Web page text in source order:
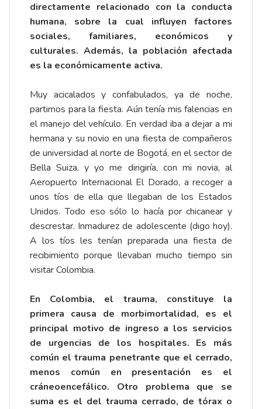
directamente relacionado con la conducta
humana, sobre la cual influyen factores
sociales, familiares, económicos y
culturales. Además, la población afectada
es la económicamente activa.
Muy acicalados y confabulados, ya de noche,
partimos para la fiesta. Aún tenía mis falencias en
el manejo del vehículo. En verdad iba a dejar a mi
hermana y su novio en una fiesta de compañeros
de universidad al norte de Bogotá, en el sector de
Bella Suiza, y yo me dirigiría, con mi novia, al
Aeropuerto Internacional El Dorado, a recoger a
unos tíos de ella que llegaban de los Estados
Unidos. Todo eso sólo lo hacía por chicanear y
descrestar. Inmadurez de adolescente (digo hoy).
A los tíos les tenían preparada una fiesta de
recibimiento porque llevaban mucho tiempo sin
visitar Colombia.
En Colombia, el trauma, constituye la
primera causa de morbimortalidad, es el
principal motivo de ingreso a los servicios
de urgencias de los hospitales. Es más
común el trauma penetrante que el cerrado,
menos común en presentación es el
cráneoencefálico. Otro problema que se
suma es el del trauma cerrado, de tórax o